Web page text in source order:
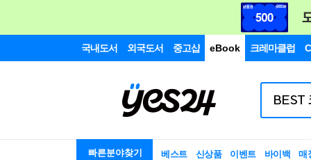
국내도서 외국도서 중고샵 eBook 크레마클럽
빠른분야찾기 베스트 신상품 이벤트 바이백 매